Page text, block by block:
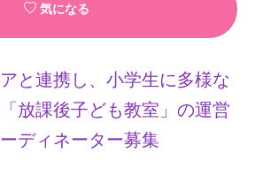
気になる
と連携し、小学生に多様な
放課後子ども教室」の運営
ディネーター募集